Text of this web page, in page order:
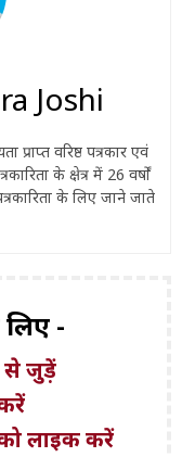
Joshi
प्राप्त वरिष्ठ पत्रकार एवं
के क्षेत्र में 26 वर्षों
के लिए जाने जाते
-
से जुड़ें
लाइक करें